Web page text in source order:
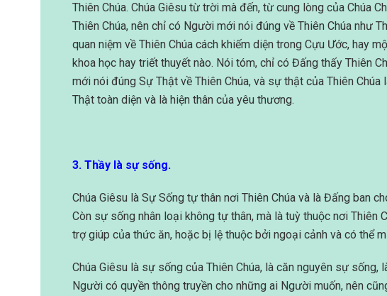
Thiên Chúa. Chúa Giêsu từ trời mà đến, từ cung lòng của Chúa
Thiên Chúa, nên chỉ có Người mới nói đúng về Thiên Chúa như
quan niệm về Thiên Chúa cách khiếm diện trong Cựu Ước, hay
khoa học hay triết thuyết nào. Nói tóm, chỉ có Đấng thấy Thiên
mới nói đúng Sự Thật về Thiên Chúa, và sự thật của Thiên Chúa
Thật toàn diện và là hiện thân của yêu thương.
3. Thầy là sự sống.
Chúa Giêsu là Sự Sống tự thân nơi Thiên Chúa và là Đấng ban
Còn sự sống nhân loại không tự thân, mà là tuỳ thuộc nơi Thiên
trợ giúp của thức ăn, hoặc bị lệ thuộc bởi ngoại cảnh và có thể
Chúa Giêsu là sự sống của Thiên Chúa, là căn nguyên sự sống,
Người có quyền thông truyền cho những ai Người muốn, nên